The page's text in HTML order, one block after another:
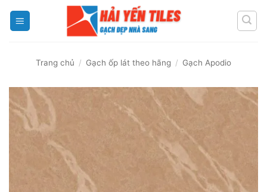
Trang chủ / Gạch ốp lát theo hãng / Gạch Apodio